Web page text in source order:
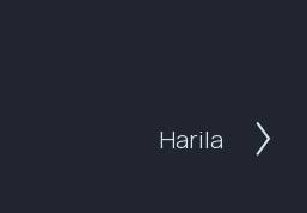
N
Harila